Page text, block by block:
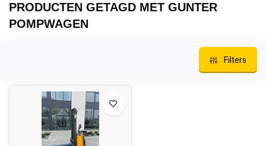
PRODUCTEN GETAGD MET GUNTER
POMPWAGEN
Filters